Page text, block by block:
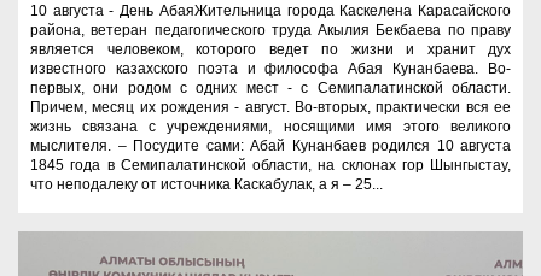
10 августа - День АбаяЖительница города Каскелена Карасайского
района, ветеран педагогического труда Акылия Бекбаева по праву
является человеком, которого ведет по жизни и хранит дух
известного казахского поэта и философа Абая Кунанбаева. Во-
первых, они родом с одних мест - с Семипалатинской области.
Причем, месяц их рождения - август. Во-вторых, практически вся ее
жизнь связана с учреждениями, носящими имя этого великого
мыслителя. – Посудите сами: Абай Кунанбаев родился 10 августа
1845 года в Семипалатинской области, на склонах гор Шынгыстау,
что неподалеку от источника Каскабулак, а я – 25...